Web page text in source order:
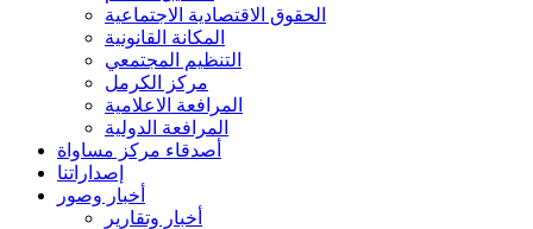
الحقوق الاقتصادية الاجتماعية
المكانة القانونية
التنظيم المجتمعي
مركز الكرمل
المرافعة الاعلامية
المرافعة الدولية
أصدقاء مركز مساواة
إصداراتنا
أخبار وصور
أخبار وتقارير